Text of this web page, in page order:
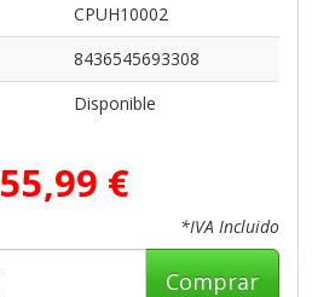
CPUH10002
8436545693308
Disponible
55,99 €
*IVA Incluido
Comprar